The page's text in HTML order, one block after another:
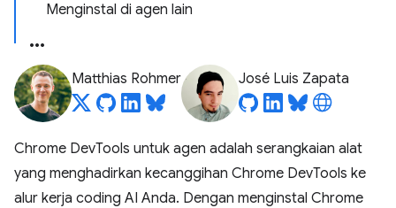
Menginstal di agen lain
Matthias Rohmer José Luis Zapata
Chrome DevTools untuk agen adalah serangkaian alat
yang menghadirkan kecanggihan Chrome DevTools ke
alur kerja coding AI Anda. Dengan menginstal Chrome